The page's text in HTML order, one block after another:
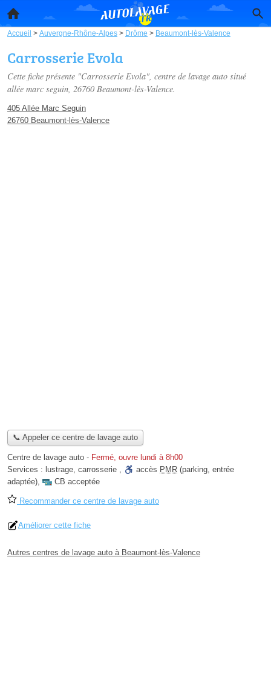
Accueil > Auvergne-Rhône-Alpes > Drôme > Beaumont-lès-Valence
Carrosserie Evola
Cette fiche présente "Carrosserie Evola", centre de lavage auto situé
allée marc seguin, 26760 Beaumont-lès-Valence.
405 Allée Marc Seguin
26760 Beaumont-lès-Valence
📞 Appeler ce centre de lavage auto
Centre de lavage auto - Fermé, ouvre lundi à 8h00
Services : lustrage, carrosserie , accès PMR (parking, entrée
adaptée), CB acceptée
Recommander ce centre de lavage auto
Améliorer cette fiche
Autres centres de lavage auto à Beaumont-lès-Valence